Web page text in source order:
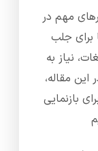
مهم در
برای جلب
نیاز به
مقاله،
بازنمایی